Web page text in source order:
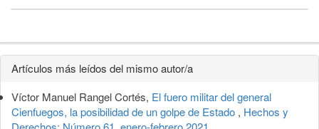
Detalles
del
artículo
Artículos más leídos del mismo autor/a
Víctor Manuel Rangel Cortés, El fuero militar del general
Cienfuegos, la posibilidad de un golpe de Estado , Hechos y